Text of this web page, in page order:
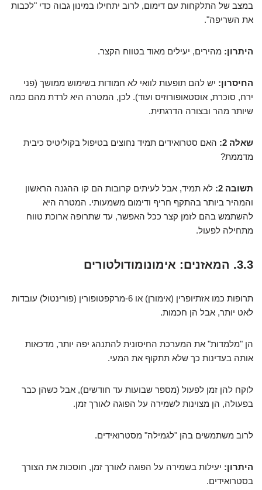
במצב של התלקחות עם דימום, לרוב יתחילו במינון גבוה כדי "לכבות
את השריפה".
היתרון: מהירים, יעילים מאוד בטווח הקצר.
החיסרון: יש להם תופעות לוואי לא חמודות בשימוש ממושך (פני
ירח, סוכרת, אוסטאופורוזיס ועוד). לכן, המטרה היא לרדת מהם כמה
שיותר מהר ובצורה הדרגתית.
שאלה 2:
האם סטרואידים תמיד נחוצים בטיפול בקוליטיס כיבית
מדממת?
תשובה 2:
לא תמיד, אבל לעיתים קרובות הם קו ההגנה הראשון
והמהיר ביותר בהתקף חריף ודימום משמעותי. המטרה היא
להשתמש בהם לזמן קצר ככל האפשר, עד שתרופה ארוכת טווח
מתחילה לפעול.
3.3. המאזנים: אימונומודולטורים
תרופות כמו אזתיופרין (אימורן) או 6-מרקפטופורין (פורינטול) עובדות
לאט יותר, אבל הן חכמות.
הן "מלמדות" את המערכת החיסונית להתנהג יפה יותר, מדכאות
אותה בעדינות כך שלא תתקוף את המעי.
לוקח להן זמן לפעול (מספר שבועות עד חודשים), אבל כשהן כבר
בפעולה, הן מצוינות לשמירה על הפוגה לאורך זמן.
לרוב משתמשים בהן "לגמילה" מסטרואידים.
היתרון: יעילות בשמירה על הפוגה לאורך זמן, חוסכות את הצורך
בסטרואידים.